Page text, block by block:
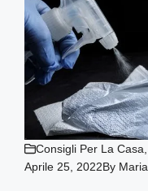
Consigli Per La Casa
Aprile 25, 2022By Maria